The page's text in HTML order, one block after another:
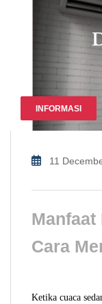
INFORMASI
11
Manfaat
Cara
Ketika cuaca